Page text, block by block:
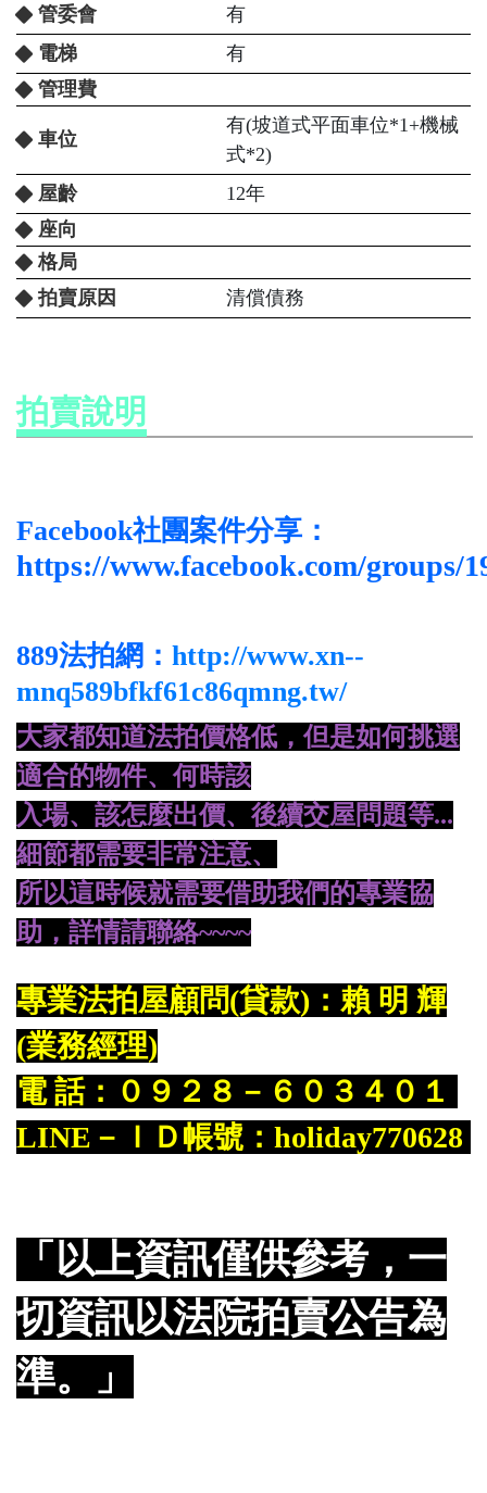
管委會
有
電梯
有
管理費
車位
有(坡道式平面車位*1+機械
式*2)
屋齡
12年
座向
格局
拍賣原因
清償債務
拍賣說明
Facebook社團案件分享：
https://www.facebook.com/groups/
889法拍網： http://www.xn--
mnq589bfkf61c86qmng.tw/
大家都知道法拍價格低，但是如何挑選
適合的物件、何時該
入場、 該怎麼出價、後續交屋問題等...
細節都需要非常注意、
所以這時候就需要借助我們的專業協
助，詳情請聯絡~~~~
專業法拍屋顧問(貸款)：賴 明 輝
(業務經理)
電 話：０９２８－６０３４０１
LINE－ＩＤ帳號：holiday770628
「以上資訊僅供參考，一
切資訊以法院拍賣公告為
準。」